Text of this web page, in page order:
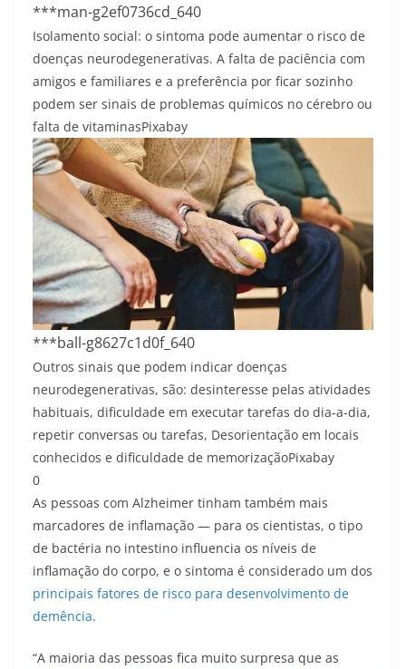
***man-g2ef0736cd_640
Isolamento social: o sintoma pode aumentar o risco de
doenças neurodegenerativas. A falta de paciência com
amigos e familiares e a preferência por ficar sozinho
podem ser sinais de problemas químicos no cérebro ou
falta de vitaminasPixabay
***ball-g8627c1d0f_640
Outros sinais que podem indicar doenças
neurodegenerativas, são: desinteresse pelas atividades
habituais, dificuldade em executar tarefas do dia-a-dia,
repetir conversas ou tarefas, Desorientação em locais
conhecidos e dificuldade de memorizaçãoPixabay
0
As pessoas com Alzheimer tinham também mais
marcadores de inflamação — para os cientistas, o tipo
de bactéria no intestino influencia os níveis de
inflamação do corpo, e o sintoma é considerado um dos
principais fatores de risco para desenvolvimento de
demência.
“A maioria das pessoas fica muito surpresa que as